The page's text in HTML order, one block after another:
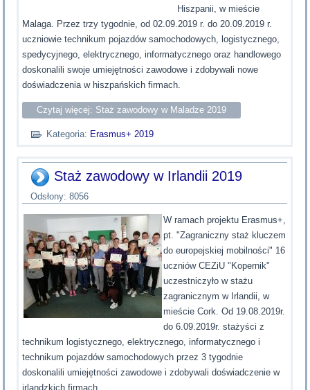
Hiszpanii, w mieście
Malaga. Przez trzy tygodnie, od 02.09.2019 r. do 20.09.2019 r.
uczniowie technikum pojazdów samochodowych, logistycznego,
spedycyjnego, elektrycznego, informatycznego oraz handlowego
doskonalili swoje umiejętności zawodowe i zdobywali nowe
doświadczenia w hiszpańskich firmach.
Czytaj więcej: Staż zawodowy w Maladze 2019
Kategoria: Erasmus+ 2019
Staż zawodowy w Irlandii 2019
Odsłony: 8056
W ramach projektu Erasmus+,
pt. "Zagraniczny staż kluczem
do europejskiej mobilności" 16
uczniów CEZiU "Kopernik"
uczestniczyło w stażu
zagranicznym w Irlandii, w
mieście Cork. Od 19.08.2019r.
do 6.09.2019r. stażyści z
technikum logistycznego, elektrycznego, informatycznego i
technikum pojazdów samochodowych przez 3 tygodnie
doskonalili umiejętności zawodowe i zdobywali doświadczenie w
irlandzkich firmach.